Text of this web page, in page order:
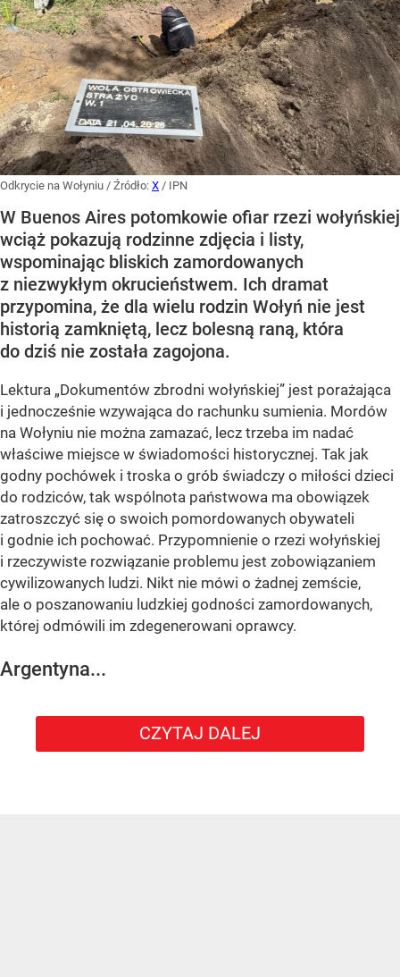
Odkrycie na Wołyniu / Źródło: X / IPN
W Buenos Aires potomkowie ofiar rzezi wołyńskiej
wciąż pokazują rodzinne zdjęcia i listy,
wspominając bliskich zamordowanych
z niezwykłym okrucieństwem. Ich dramat
przypomina, że dla wielu rodzin Wołyń nie jest
historią zamkniętą, lecz bolesną raną, która
do dziś nie została zagojona.
Lektura „Dokumentów zbrodni wołyńskiej” jest porażająca
i jednocześnie wzywająca do rachunku sumienia. Mordów
na Wołyniu nie można zamazać, lecz trzeba im nadać
właściwe miejsce w świadomości historycznej. Tak jak
godny pochówek i troska o grób świadczy o miłości dzieci
do rodziców, tak wspólnota państwowa ma obowiązek
zatroszczyć się o swoich pomordowanych obywateli
i godnie ich pochować. Przypomnienie o rzezi wołyńskiej
i rzeczywiste rozwiązanie problemu jest zobowiązaniem
cywilizowanych ludzi. Nikt nie mówi o żadnej zemście,
ale o poszanowaniu ludzkiej godności zamordowanych,
której odmówili im zdegenerowani oprawcy.
Argentyna...
CZYTAJ DALEJ